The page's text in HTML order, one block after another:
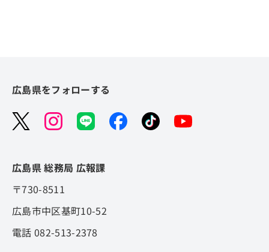
広島県をフォローする
広島県 総務局 広報課
〒730-8511
広島市中区基町10-52
電話 082-513-2378